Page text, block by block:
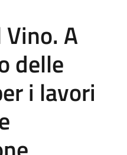
A
delle
i lavori